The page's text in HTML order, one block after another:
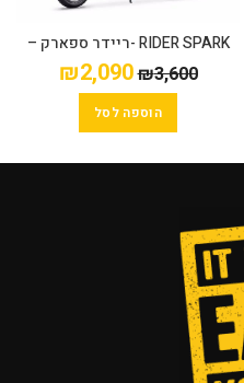
RIDER SPARK -ריידר ספארק –
36/8₪3,600
₪2,090
הוספה לסל